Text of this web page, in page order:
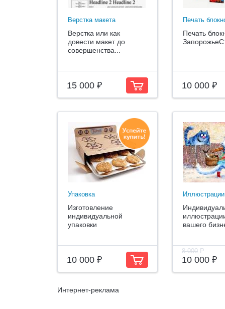
Верстка макета
Верстка или как
довести макет до
совершенства...
15 000 ₽
Печать
Печать
10 000 ₽
Упаковка
Изготовление
индивидуальной
упаковки
10 000 ₽
Иллюстрации
вашего
8 000 Р
10 000 ₽
Интернет-реклама